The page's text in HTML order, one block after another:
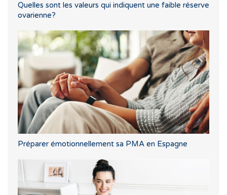
Quelles sont les valeurs qui indiquent une faible réserve
ovarienne?
Préparer émotionnellement sa PMA en Espagne